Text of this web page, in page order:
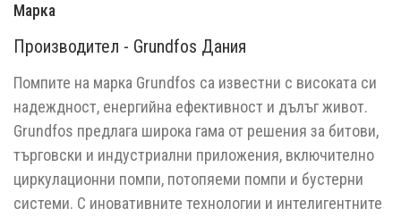
Марка
Производител - Grundfos Дания
Помпите на марка Grundfos са известни с високата си
надеждност, енергийна ефективност и дълъг живот.
Grundfos предлага широка гама от решения за битови,
търговски и индустриални приложения, включително
циркулационни помпи, потопяеми помпи и бустерни
системи. С иновативните технологии и интелигентните